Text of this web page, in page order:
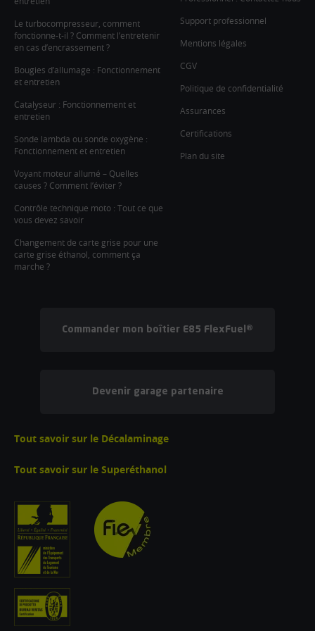
Le turbocompresseur, comment
fonctionne-t-il ? Comment l’entretenir
en cas d’encrassement ?
Bougies d’allumage : Fonctionnement
et entretien
Catalyseur : Fonctionnement et
entretien
Sonde lambda ou sonde oxygène :
Fonctionnement et entretien
Voyant moteur allumé – Quelles
causes ? Comment l’éviter ?
Contrôle technique moto : Tout ce que
vous devez savoir
Changement de carte grise pour une
carte grise éthanol, comment ça
marche ?
Support professionnel
Mentions légales
CGV
Politique de confidentialité
Assurances
Certifications
Plan du site
Commander mon boîtier E85 FlexFuel®
Devenir garage partenaire
Tout savoir sur le Décalaminage
Tout savoir sur le Superéthanol